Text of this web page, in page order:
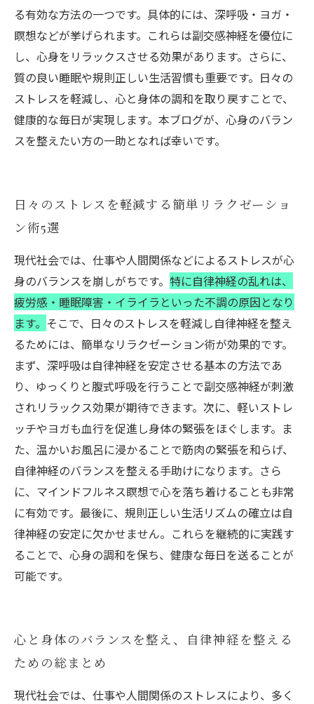
る有効な方法の一つです。具体的には、深呼吸・ヨガ・
瞑想などが挙げられます。これらは副交感神経を優位に
し、心身をリラックスさせる効果があります。さらに、
質の良い睡眠や規則正しい生活習慣も重要です。日々の
ストレスを軽減し、心と身体の調和を取り戻すことで、
健康的な毎日が実現します。本ブログが、心身のバラン
スを整えたい方の一助となれば幸いです。
日々のストレスを軽減する簡単リラクゼーショ
ン術5選
現代社会では、仕事や人間関係などによるストレスが心
身のバランスを崩しがちです。 特に自律神経の乱れは、
疲労感・睡眠障害・イライラといった不調の原因となり
ます。 そこで、日々のストレスを軽減し自律神経を整え
るためには、簡単なリラクゼーション術が効果的です。
まず、深呼吸は自律神経を安定させる基本の方法であ
り、ゆっくりと腹式呼吸を行うことで副交感神経が刺激
されリラックス効果が期待できます。次に、軽いストレ
ッチやヨガも血行を促進し身体の緊張をほぐします。ま
た、温かいお風呂に浸かることで筋肉の緊張を和らげ、
自律神経のバランスを整える手助けになります。さら
に、マインドフルネス瞑想で心を落ち着けることも非常
に有効です。最後に、規則正しい生活リズムの確立は自
律神経の安定に欠かせません。これらを継続的に実践す
ることで、心身の調和を保ち、健康な毎日を送ることが
可能です。
心と身体のバランスを整え、自律神経を整える
ための総まとめ
現代社会では、仕事や人間関係のストレスにより、多く